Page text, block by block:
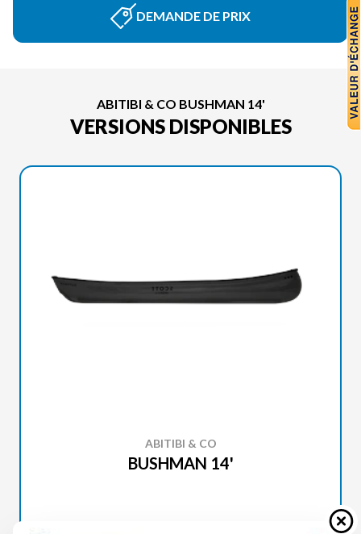
DEMANDE DE PRIX
ABITIBI & CO BUSHMAN 14'
VERSIONS DISPONIBLES
ABITIBI & CO
BUSHMAN 14'